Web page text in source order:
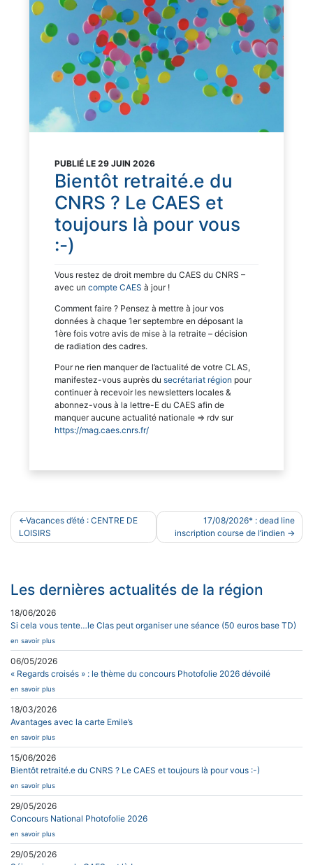
PUBLIÉ LE 29 JUIN 2026
Bientôt retraité.e du
CNRS ? Le CAES et
toujours là pour vous
:-)
Vous restez de droit membre du CAES du CNRS –
avec un compte CAES à jour !
Comment faire ? Pensez à mettre à jour vos
données à chaque 1er septembre en déposant la
1ère fois votre avis de mise à la retraite – décision
de radiation des cadres.
Pour ne rien manquer de l’actualité de votre CLAS,
manifestez-vous auprès du secrétariat région pour
continuer à recevoir les newsletters locales &
abonnez-vous à la lettre-E du CAES afin de
manquer aucune actualité nationale => rdv sur
https://mag.caes.cnrs.fr/
Navigation
de
Vacances d’été : CENTRE DE
LOISIRS
17/08/2026* : dead line
inscription course de l’indien
Les dernières actualités de la région
18/06/2026
Si cela vous tente…le Clas peut organiser une séance (50 euros base TD)
en savoir plus
06/05/2026
« Regards croisés » : le thème du concours Photofolie 2026 dévoilé
en savoir plus
18/03/2026
Avantages avec la carte Emile’s
en savoir plus
15/06/2026
Bientôt retraité.e du CNRS ? Le CAES et toujours là pour vous :-)
en savoir plus
29/05/2026
Concours National Photofolie 2026
en savoir plus
29/05/2026